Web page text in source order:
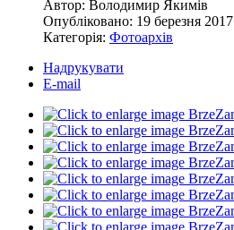
Автор: Володимир Якимів
Опубліковано: 19 березня 2017
Категорія: Фотоархів
Надрукувати
E-mail